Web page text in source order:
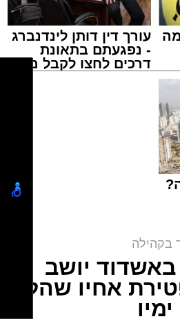
מני
נערך אמש מופע סיום בין
ידי "המרכז למורשת"
הרב אבי אמסלם בשיתוף
בראשות יו"ר הדירקטוריון
עורך דין דותן לינדנברג
- נפגעתם בתאונת
דרכים לחצו לקבל מה
בקהילה
יושב
אחיו שהלך